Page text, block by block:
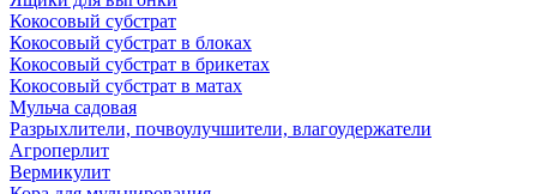
Кокосовый субстрат
Кокосовый субстрат в блоках
Кокосовый субстрат в брикетах
Кокосовый субстрат в матах
Мульча садовая
Разрыхлители, почвоулучшители, влагоудержатели
Агроперлит
Вермикулит